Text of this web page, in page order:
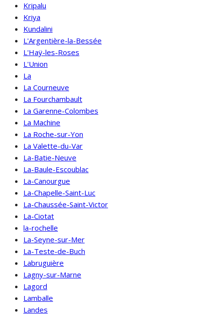
Kripalu
Kriya
Kundalini
L'Argentière-la-Bessée
L'Haÿ-les-Roses
L'Union
La
La Courneuve
La Fourchambault
La Garenne-Colombes
La Machine
La Roche-sur-Yon
La Valette-du-Var
La-Batie-Neuve
La-Baule-Escoublac
La-Canourgue
La-Chapelle-Saint-Luc
La-Chaussée-Saint-Victor
La-Ciotat
la-rochelle
La-Seyne-sur-Mer
La-Teste-de-Buch
Labruguière
Lagny-sur-Marne
Lagord
Lamballe
Landes